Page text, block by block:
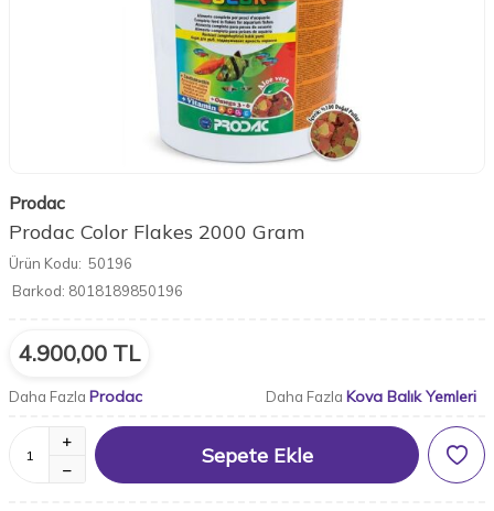
Prodac
Prodac Color Flakes 2000 Gram
Ürün Kodu: 50196
Barkod: 8018189850196
4.900,00 TL
Daha Fazla Prodac Daha Fazla Kova Balık Yemleri
Sepete Ekle